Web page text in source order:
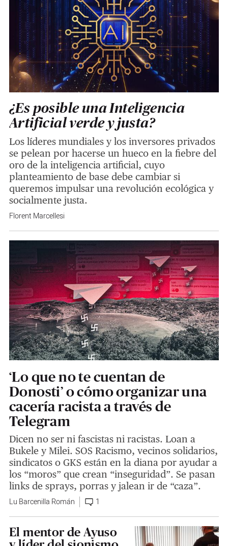
¿Es posible una Inteligencia
Artificial verde y justa?
Los líderes mundiales y los inversores privados
se pelean por hacerse un hueco en la fiebre del
oro de la inteligencia artificial, cuyo
planteamiento de base debe cambiar si
queremos impulsar una revolución ecológica y
socialmente justa.
Florent Marcellesi
‘Lo que no te cuentan de
Donosti’ o cómo organizar una
cacería racista a través de
Telegram
Dicen no ser ni fascistas ni racistas. Loan a
Bukele y Milei. SOS Racismo, vecinos solidarios,
sindicatos o GKS están en la diana por ayudar a
los “moros” que crean “inseguridad”. Se pasan
links de sprays, porras y jalean ir de “caza”.
Lu Barcenilla Román 1
El mentor de Ayuso